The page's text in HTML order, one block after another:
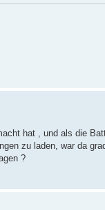
hat , und als die
zu laden, war da
?